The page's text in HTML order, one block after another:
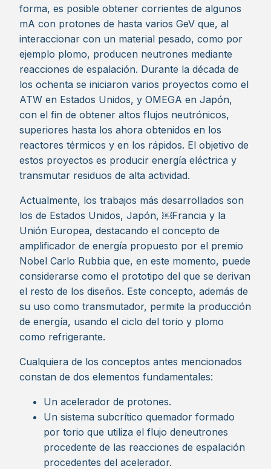
forma, es posible obtener corrientes de algunos
mA con protones de hasta varios GeV que, al
interaccionar con un material pesado, como por
ejemplo plomo, producen neutrones mediante
reacciones de espalación. Durante la década de
los ochenta se iniciaron varios proyectos como el
ATW en Estados Unidos, y OMEGA en Japón,
con el fin de obtener altos flujos neutrónicos,
superiores hasta los ahora obtenidos en los
reactores térmicos y en los rápidos. El objetivo de
estos proyectos es producir energía eléctrica y
transmutar residuos de alta actividad.
Actualmente, los trabajos más desarrollados son
los de Estados Unidos, Japón, ￼Francia y la
Unión Europea, destacando el concepto de
amplificador de energía propuesto por el premio
Nobel Carlo Rubbia que, en este momento, puede
considerarse como el prototipo del que se derivan
el resto de los diseños. Este concepto, además de
su uso como transmutador, permite la producción
de energía, usando el ciclo del torio y plomo
como refrigerante.
Cualquiera de los conceptos antes mencionados
constan de dos elementos fundamentales:
Un acelerador de protones.
Un sistema subcrítico quemador formado
por torio que utiliza el flujo deneutrones
procedente de las reacciones de espalación
procedentes del acelerador.